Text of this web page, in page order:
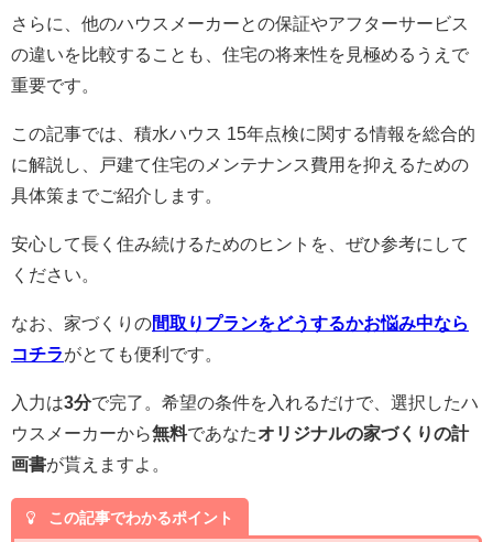
さらに、他のハウスメーカーとの保証やアフターサービス
の違いを比較することも、住宅の将来性を見極めるうえで
重要です。
この記事では、積水ハウス 15年点検に関する情報を総合的
に解説し、戸建て住宅のメンテナンス費用を抑えるための
具体策までご紹介します。
安心して長く住み続けるためのヒントを、ぜひ参考にして
ください。
なお、家づくりの間取りプランをどうするかお悩み中なら
コチラがとても便利です。
入力は3分で完了。希望の条件を入れるだけで、選択したハ
ウスメーカーから無料であなたオリジナルの家づくりの計
画書が貰えますよ。
この記事でわかるポイント